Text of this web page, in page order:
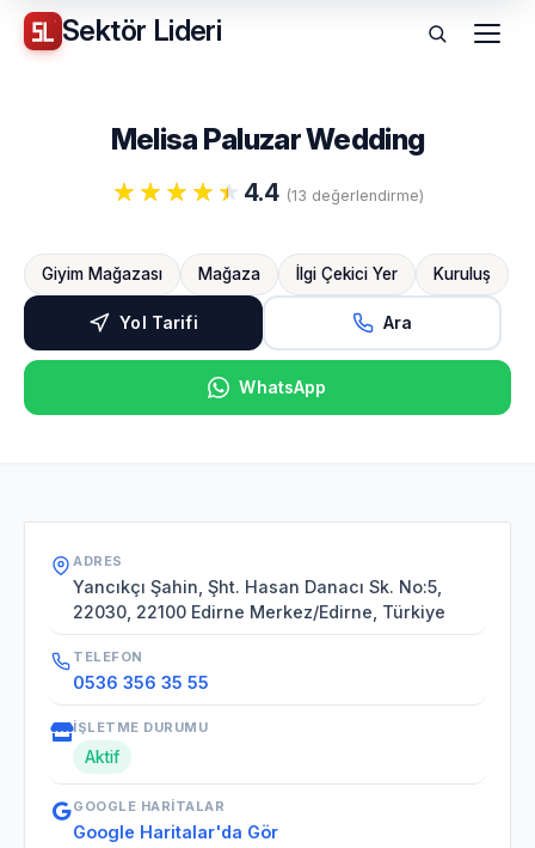
Sektör Lideri Menü
Melisa Paluzar Wedding
4.4 (13 değerlendirme)
Giyim Mağazası Mağaza İlgi Çekici Yer Kuruluş
Yol Tarifi Ara
WhatsApp
ADRES
Yancıkçı Şahin, Şht. Hasan Danacı Sk. No:5,
22030, 22100 Edirne Merkez/Edirne, Türkiye
TELEFON
0536 356 35 55
İŞLETME DURUMU
Aktif
GOOGLE HARITALAR
Google Haritalar'da Gör